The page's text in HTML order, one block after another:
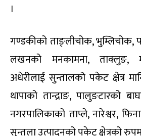
।
गण्डकीको ताङ्लीचोक,
लखनको मनकामना, ताक्लुङ,
अधेरीलाई सुन्तालको पकेट क्षेत्र
थापाको तान्द्राङ, पालुङटारको
नगरपालिकाको ताप्ले, नारेश्वर,
सुन्तला उत्पादनको पकेट क्षेत्रको